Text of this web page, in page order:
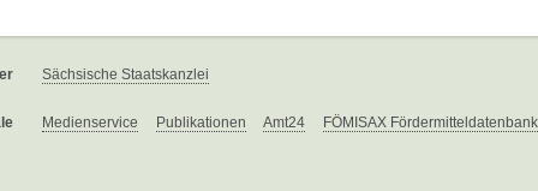
Sächsische Staatskanzlei
Medienservice Publikationen Amt24 FÖMISAX Fördermitteldatenbank